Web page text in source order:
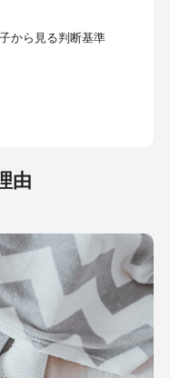
から見る判断基準
由